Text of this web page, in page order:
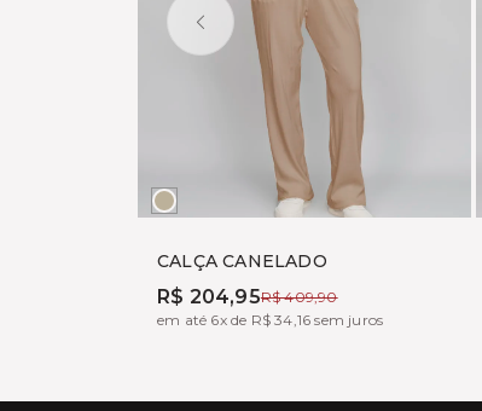
CALÇA CANELADO
R$ 204,95R$ 409,90
em até 6x de R$ 34,16 sem juros
DUSTY